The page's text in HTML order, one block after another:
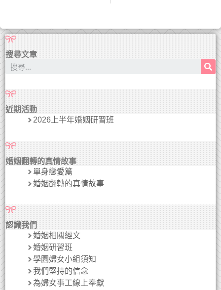
搜尋文章
近期活動
2026上半年婚姻研習班
婚姻翻轉的真情故事
單身戀愛篇
婚姻翻轉的真情故事
認識我們
婚姻相關經文
婚姻研習班
學園婦女小組須知
我們堅持的信念
為婦女事工線上奉獻